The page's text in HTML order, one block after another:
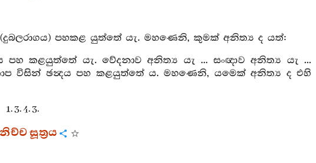
පහකළ යුත්තේ යැ. මහණෙනි, කුමක් අනිත්‍ය ද යත්:
කළයුත්තේ යැ. වේදනාව අනිත්‍ය යැ ... සංඥාව අනිත්‍ය යැ ...
විසින් ඡන්‍දය පහ කළයුත්තේ ය. මහණෙනි, යමෙක් අනිත්‍ය ද එහි
1. 3. 4. 3.
සූත්‍රය